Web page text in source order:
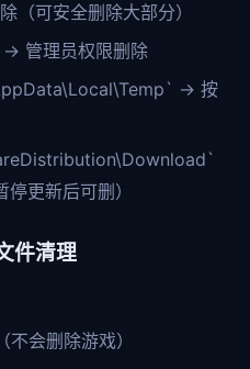
可安全删除大部分）
管理员权限删除
→ 按
更新后可删）
件清理
会删除游戏）